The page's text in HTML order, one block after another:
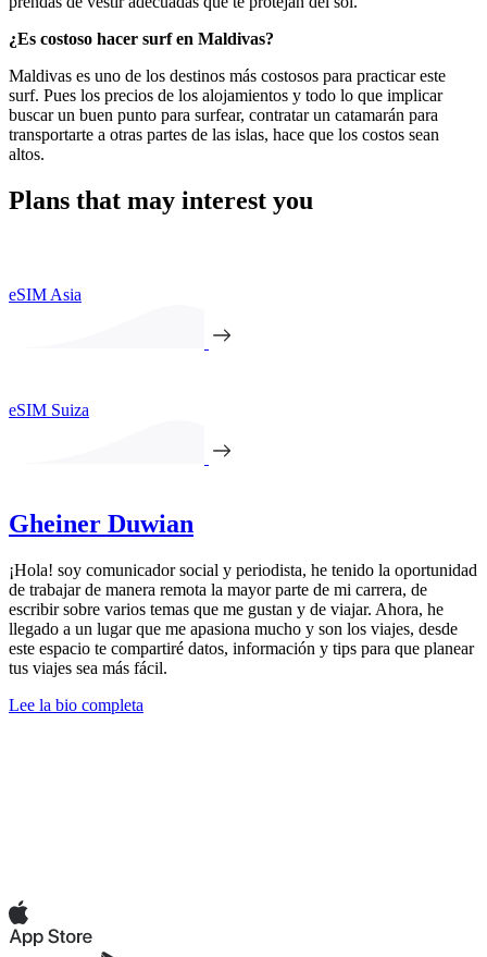
¿Es costoso hacer surf en Maldivas?
Maldivas es uno de los destinos más costosos para practicar este
surf. Pues los precios de los alojamientos y todo lo que implicar
buscar un buen punto para surfear, contratar un catamarán para
transportarte a otras partes de las islas, hace que los costos sean
altos.
Plans that may interest you
eSIM Asia
eSIM Suiza
Gheiner Duwian
¡Hola! soy comunicador social y periodista, he tenido la oportunidad
de trabajar de manera remota la mayor parte de mi carrera, de
escribir sobre varios temas que me gustan y de viajar. Ahora, he
llegado a un lugar que me apasiona mucho y son los viajes, desde
este espacio te compartiré datos, información y tips para que planear
tus viajes sea más fácil.
Lee la bio completa